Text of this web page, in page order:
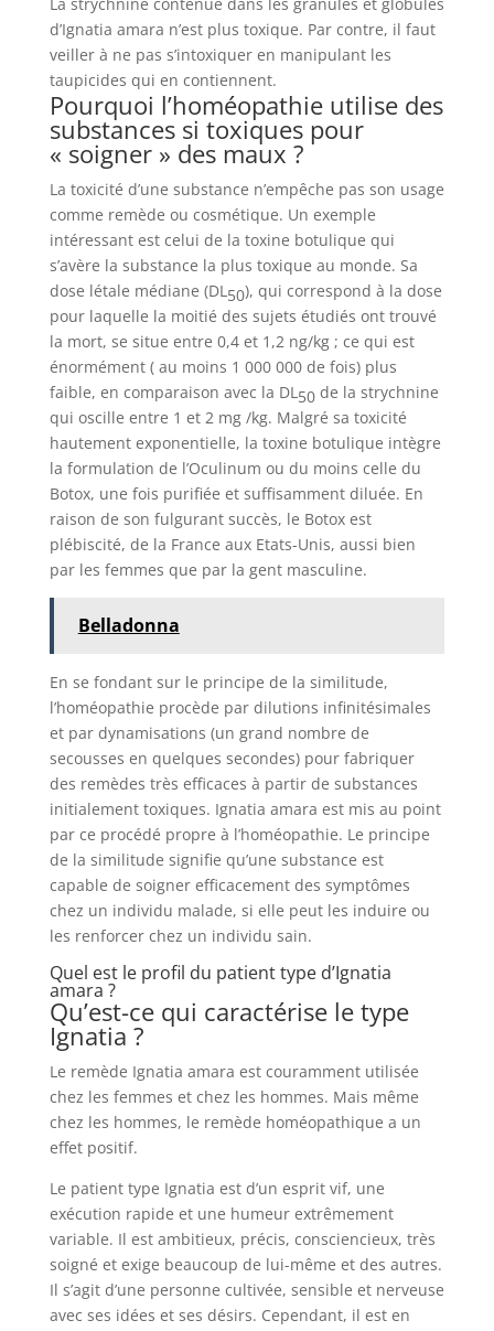
d’Ignatia amara n’est plus toxique. Par contre, il faut
veiller à ne pas s’intoxiquer en manipulant les
taupicides qui en contiennent.
Pourquoi l’homéopathie utilise des
substances si toxiques pour
« soigner » des maux ?
La toxicité d’une substance n’empêche pas son usage
comme remède ou cosmétique. Un exemple
intéressant est celui de la toxine botulique qui
s’avère la substance la plus toxique au monde. Sa
dose létale médiane (DL50), qui correspond à la dose
pour laquelle la moitié des sujets étudiés ont trouvé
la mort, se situe entre 0,4 et 1,2 ng/kg ; ce qui est
énormément ( au moins 1 000 000 de fois) plus
faible, en comparaison avec la DL50de la strychnine
qui oscille entre 1 et 2 mg /kg. Malgré sa toxicité
hautement exponentielle, la toxine botulique intègre
la formulation de l’Oculinum ou du moins celle du
Botox, une fois purifiée et suffisamment diluée. En
raison de son fulgurant succès, le Botox est
plébiscité, de la France aux Etats-Unis, aussi bien
par les femmes que par la gent masculine.
Belladonna
En se fondant sur le principe de la similitude,
l’homéopathie procède par dilutions infinitésimales
et par dynamisations (un grand nombre de
secousses en quelques secondes) pour fabriquer
des remèdes très efficaces à partir de substances
initialement toxiques. Ignatia amara est mis au point
par ce procédé propre à l’homéopathie. Le principe
de la similitude signifie qu’une substance est
capable de soigner efficacement des symptômes
chez un individu malade, si elle peut les induire ou
les renforcer chez un individu sain.
Quel est le profil du patient type d’Ignatia
amara ?
Qu’est-ce qui caractérise le type
Ignatia ?
Le remède Ignatia amara est couramment utilisée
chez les femmes et chez les hommes. Mais même
chez les hommes, le remède homéopathique a un
effet positif.
Le patient type Ignatia est d’un esprit vif, une
exécution rapide et une humeur extrêmement
variable. Il est ambitieux, précis, consciencieux, très
soigné et exige beaucoup de lui-même et des autres.
Il s’agit d’une personne cultivée, sensible et nerveuse
avec ses idées et ses désirs. Cependant, il est en